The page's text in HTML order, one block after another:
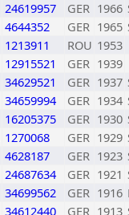
24619957 GER 1966
4644352 GER 1965
1213911 ROU 1953
12915521 GER 1939
34629521 GER 1937
34659994 GER 1934
16205375 GER 1930
1270068 GER 1929
4628187 GER 1923
24687634 GER 1921
34699562 GER 1916
34612440 GER 1913